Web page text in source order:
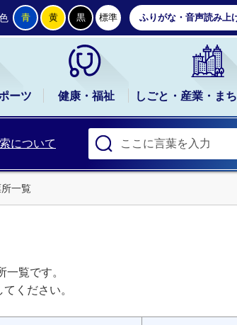
青 黄 黒 標準 ふりがな・音声読み上
ーツ 健康・福祉 しごと・産業・ま
について
一覧
覧です。
ください。